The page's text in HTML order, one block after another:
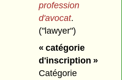
profession
d'avocat.
("lawyer")
« catégorie
d'inscription »
Catégorie